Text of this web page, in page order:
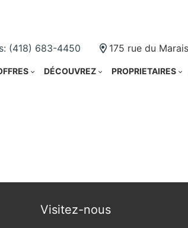
(418) 683-4450 175 rue du
DÉCOUVREZ PROPRIETAIRES
Visitez-nous